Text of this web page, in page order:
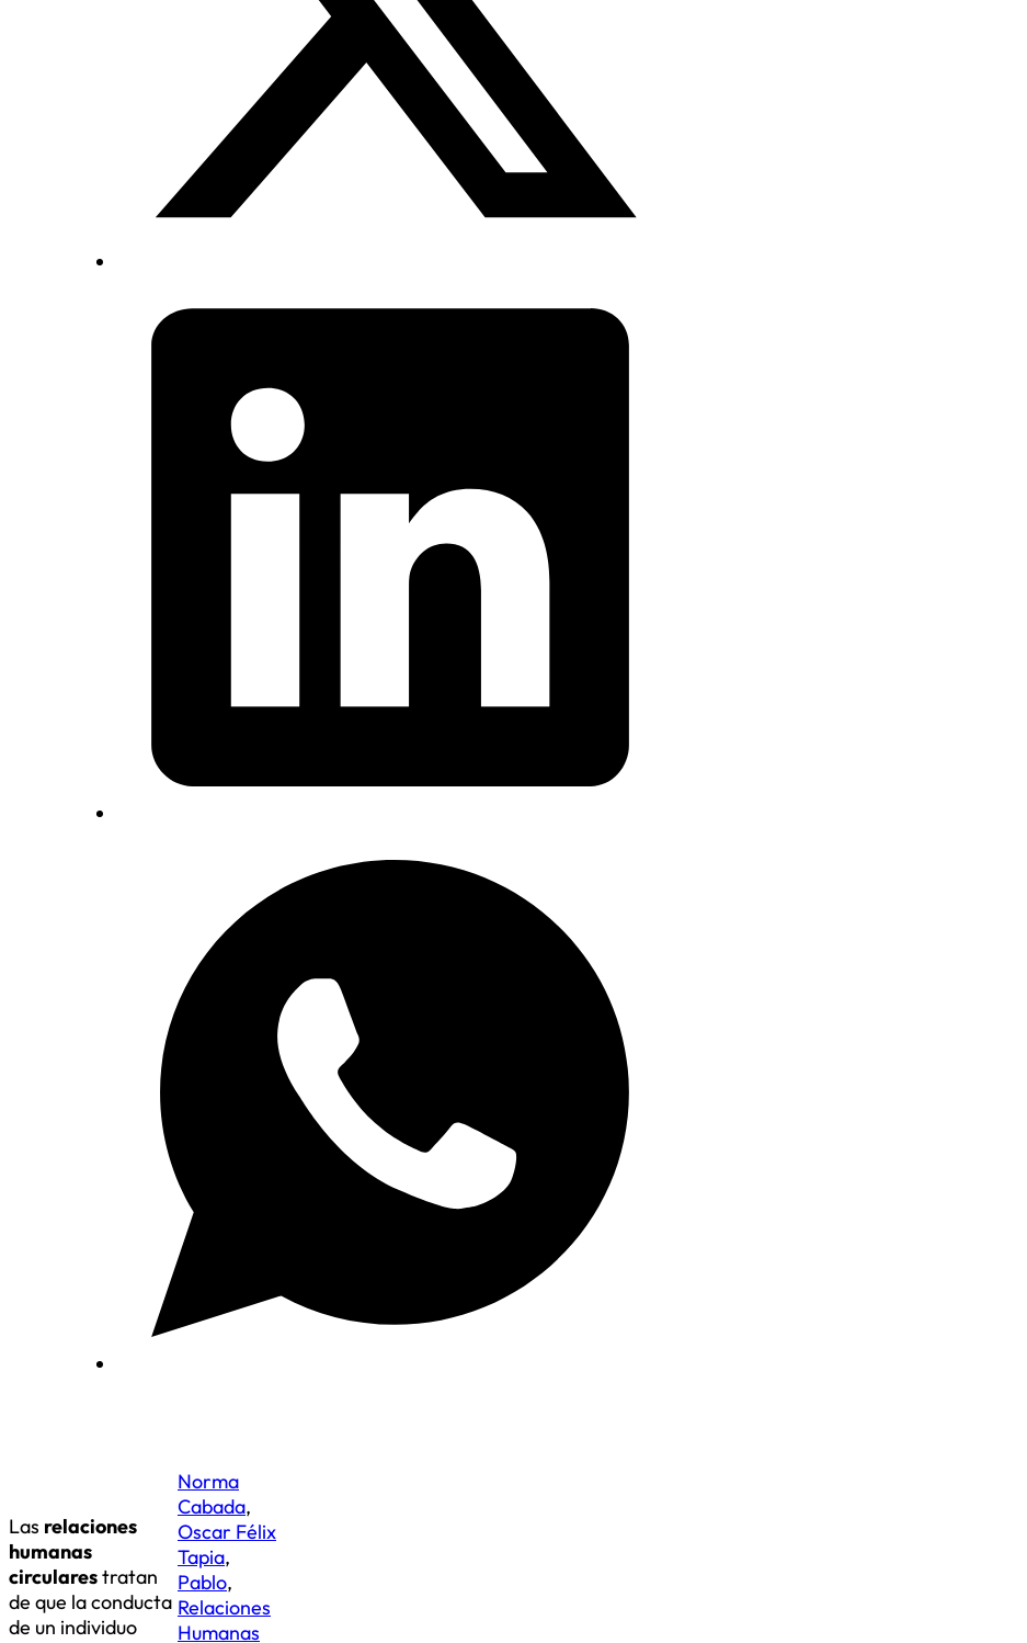
Las
relaciones
humanas
circulares tratan
de que la conducta
de un individuo
Norma
Cabada
Oscar Félix
Tapia,
Pablo,
Relaciones
Humanas